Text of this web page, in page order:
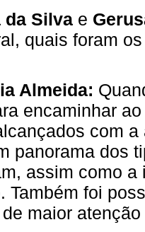
da Silva e
quais foram
Almeida:
encaminhar
com
panorama dos
assim como
Também foi
maior